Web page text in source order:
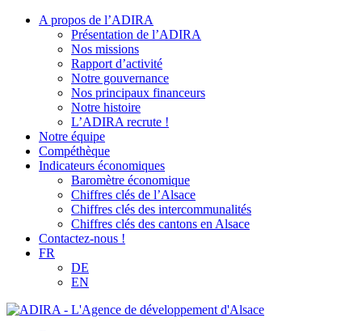
A propos de l’ADIRA
Présentation de l’ADIRA
Nos missions
Rapport d’activité
Notre gouvernance
Nos principaux financeurs
Notre histoire
L’ADIRA recrute !
Notre équipe
Compéthèque
Indicateurs économiques
Baromètre économique
Chiffres clés de l’Alsace
Chiffres clés des intercommunalités
Chiffres clés des cantons en Alsace
Contactez-nous !
FR
DE
EN